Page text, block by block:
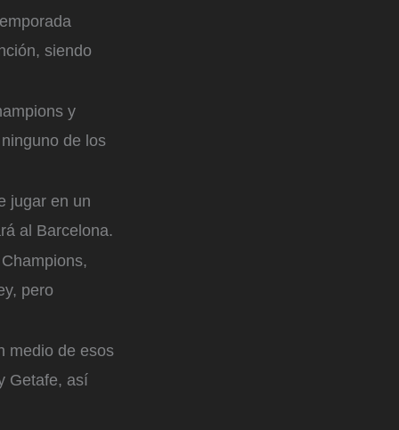
siendo
y
de los
jugar en un
al Barcelona.
pero
medio de esos
Getafe, así